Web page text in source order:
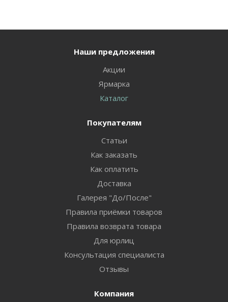
Наши предложения
Акции
Ярмарка
Каталог
Покупателям
Статьи
Как заказать
Как оплатить
Доставка
Галерея "До/После"
Правила приёмки товаров
Правила возврата товара
Для юрлиц
Консультация специалиста
Отзывы
Компания